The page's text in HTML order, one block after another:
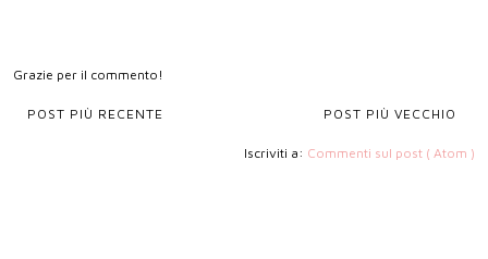
Grazie per il commento!
POST PIÙ RECENTE POST PIÙ VECCHIO
Iscriviti a: Commenti sul post ( Atom )